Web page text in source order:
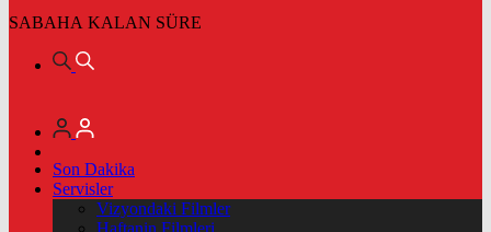
SABAHA KALAN SÜRE
Son Dakika
Servisler
Vizyondaki Filmler
Haftanin Filmleri